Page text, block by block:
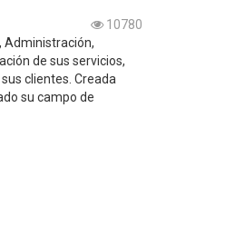
10780
Administración,
de sus servicios,
clientes. Creada
su campo de